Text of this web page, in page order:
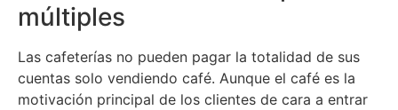
múltiples
Las cafeterías no pueden pagar la totalidad de sus
cuentas solo vendiendo café. Aunque el café es la
motivación principal de los clientes de cara a entrar